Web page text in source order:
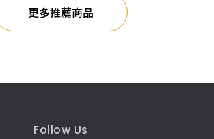
更多推薦商品
Follow Us